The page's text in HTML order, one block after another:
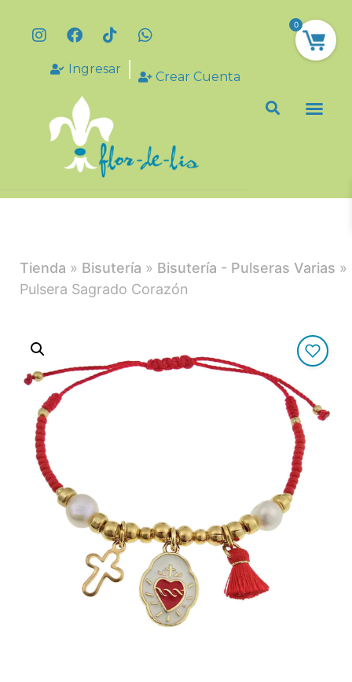
Ingresar
Crear Cuenta
Tienda » Bisutería » Bisutería - Pulseras Varias »
Pulsera Sagrado Corazón
0